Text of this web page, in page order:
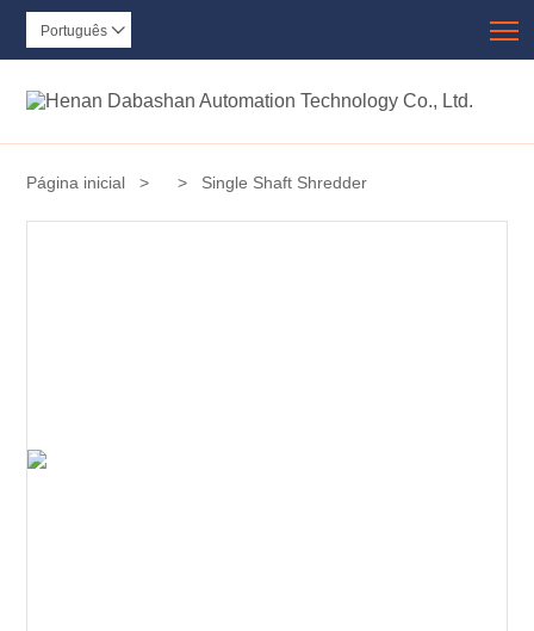
Português 
Página inicial > > Single Shaft Shredder